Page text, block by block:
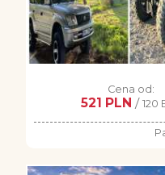
Cena od:
521 PLN / 120